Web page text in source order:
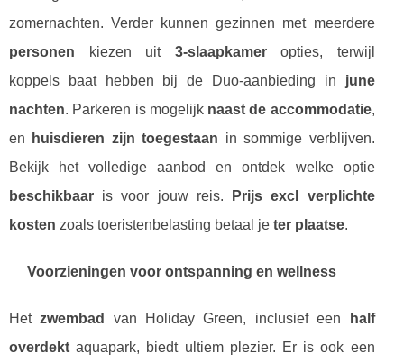
zomernachten. Verder kunnen gezinnen met meerdere
personen kiezen uit 3-slaapkameropties, terwijl
koppels baat hebben bij de Duo-aanbieding in june
nachten. Parkeren is mogelijk naast de accommodatie,
en
huisdieren zijn toegestaan in sommige verblijven.
Bekijk het volledige aanbod en ontdek welke optie
beschikbaar is voor jouw reis.
Prijs excl verplichte
kosten zoals toeristenbelasting betaal je ter plaatse.
Voorzieningen voor ontspanning en wellness
Hetzwembad van Holiday Green, inclusief een
half
overdekt aquapark, biedt ultiem plezier. Er is ook een